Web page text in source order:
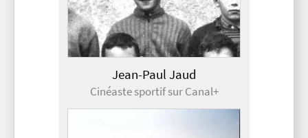
Jean-Paul Jaud
Cinéaste sportif sur Canal+